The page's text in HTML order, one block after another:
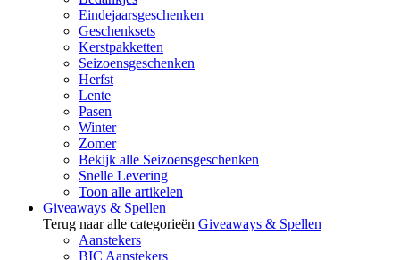
Eindejaarsgeschenken
Geschenksets
Kerstpakketten
Seizoensgeschenken
Herfst
Lente
Pasen
Winter
Zomer
Bekijk alle Seizoensgeschenken
Snelle Levering
Toon alle artikelen
Giveaways & Spellen
Terug naar alle categorieën Giveaways & Spellen
Aanstekers
BIC Aanstekers